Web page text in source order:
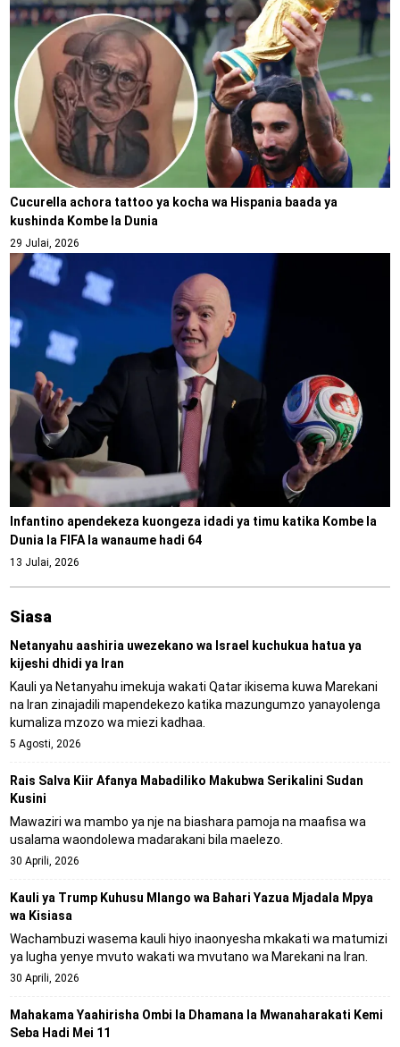
Cucurella achora tattoo ya kocha wa Hispania baada ya
kushinda Kombe la Dunia
29 Julai, 2026
Infantino apendekeza kuongeza idadi ya timu katika Kombe la
Dunia la FIFA la wanaume hadi 64
13 Julai, 2026
Siasa
Netanyahu aashiria uwezekano wa Israel kuchukua hatua ya
kijeshi dhidi ya Iran
Kauli ya Netanyahu imekuja wakati Qatar ikisema kuwa Marekani
na Iran zinajadili mapendekezo katika mazungumzo yanayolenga
kumaliza mzozo wa miezi kadhaa.
5 Agosti, 2026
Rais Salva Kiir Afanya Mabadiliko Makubwa Serikalini Sudan
Kusini
Mawaziri wa mambo ya nje na biashara pamoja na maafisa wa
usalama waondolewa madarakani bila maelezo.
30 Aprili, 2026
Kauli ya Trump Kuhusu Mlango wa Bahari Yazua Mjadala Mpya
wa Kisiasa
Wachambuzi wasema kauli hiyo inaonyesha mkakati wa matumizi
ya lugha yenye mvuto wakati wa mvutano wa Marekani na Iran.
30 Aprili, 2026
Mahakama Yaahirisha Ombi la Dhamana la Mwanaharakati Kemi
Seba Hadi Mei 11